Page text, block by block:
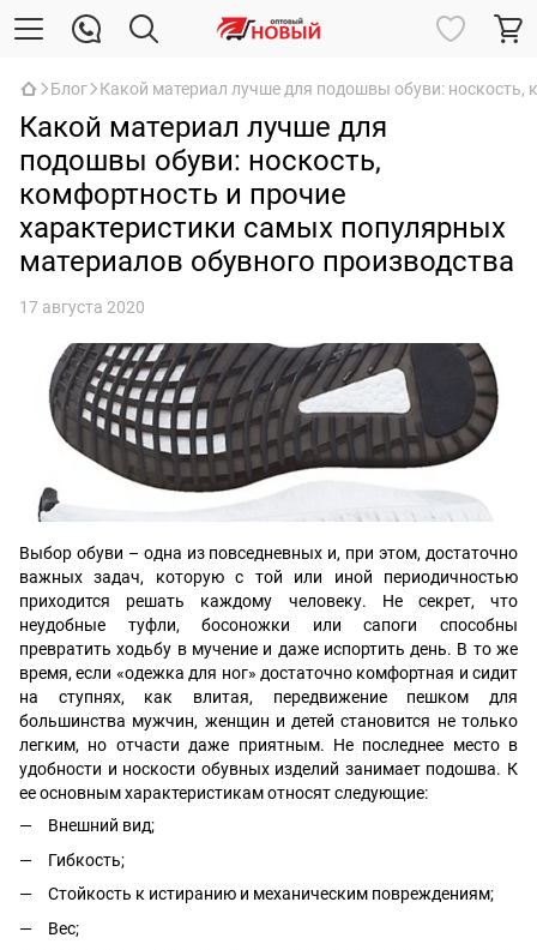
Блог Какой материал лучше для подошвы обуви: носкость,
Какой материал лучше для
подошвы обуви: носкость,
комфортность и прочие
характеристики самых популярных
материалов обувного производства
17 августа 2020
Выбор обуви – одна из повседневных и, при этом, достаточно
важных задач, которую с той или иной периодичностью
приходится решать каждому человеку. Не секрет, что
неудобные туфли, босоножки или сапоги способны
превратить ходьбу в мучение и даже испортить день. В то же
время, если «одежка для ног» достаточно комфортная и сидит
на ступнях, как влитая, передвижение пешком для
большинства мужчин, женщин и детей становится не только
легким, но отчасти даже приятным. Не последнее место в
удобности и носкости обувных изделий занимает подошва. К
ее основным характеристикам относят следующие:
Внешний вид;
Гибкость;
Стойкость к истиранию и механическим повреждениям;
Вес;